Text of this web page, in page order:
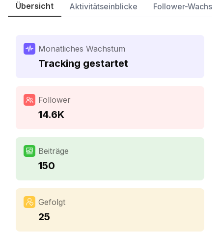
Übersicht Aktivitätseinblicke Follower-
Monatliches Wachstum
Tracking gestartet
Follower
14.6K
Beiträge
150
Gefolgt
25